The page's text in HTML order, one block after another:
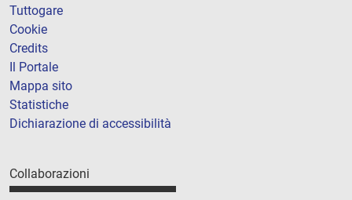
Tuttogare
Cookie
Credits
Il Portale
Mappa sito
Statistiche
Dichiarazione di accessibilità
Collaborazioni